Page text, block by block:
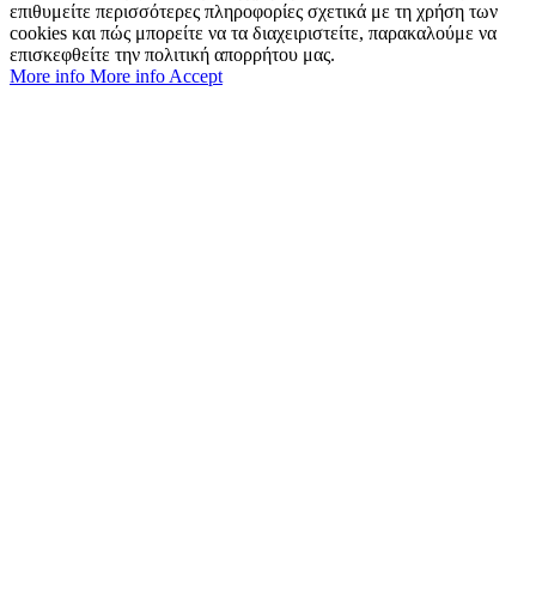
επιθυμείτε περισσότερες πληροφορίες σχετικά με τη χρήση των
cookies και πώς μπορείτε να τα διαχειριστείτε, παρακαλούμε να
επισκεφθείτε την πολιτική απορρήτου μας.
More info More info Accept